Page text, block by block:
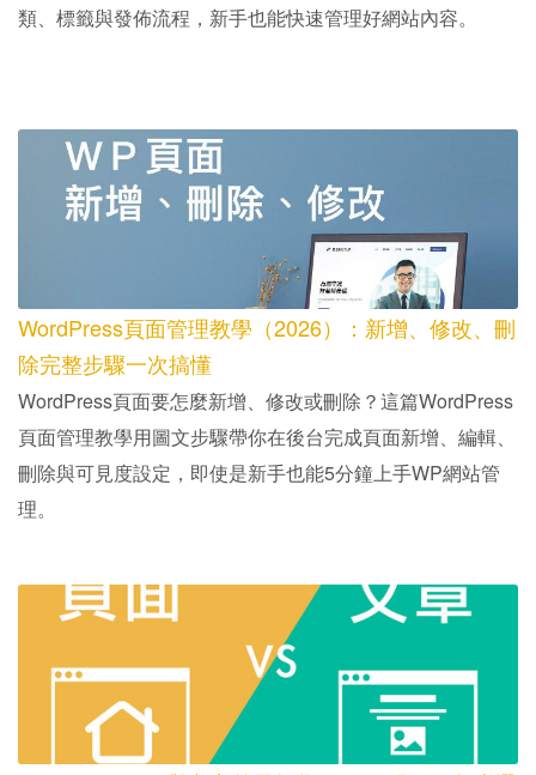
類、標籤與發佈流程，新手也能快速管理好網站內容。
WordPress頁面管理教學（2026）：新增、修改、刪
除完整步驟一次搞懂
WordPress頁面要怎麼新增、修改或刪除？這篇WordPress
頁面管理教學用圖文步驟帶你在後台完成頁面新增、編輯、
刪除與可見度設定，即使是新手也能5分鐘上手WP網站管
理。